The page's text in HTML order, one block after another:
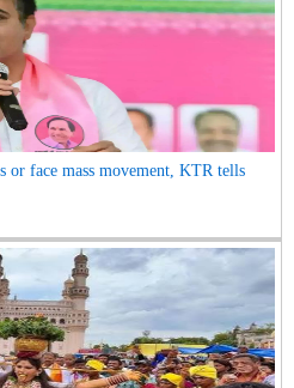
or face mass movement, KTR tells